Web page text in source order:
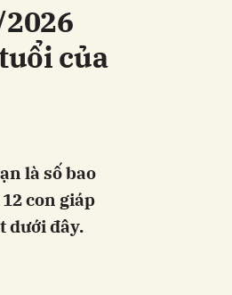
của
là số bao
con giáp
dưới đây.